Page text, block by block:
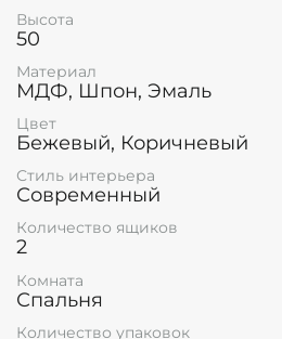
Высота
50
Материал
МДФ, Шпон, Эмаль
Цвет
Бежевый, Коричневый
Стиль интерьера
Современный
Количество ящиков
2
Комната
Спальня
Количество упаковок